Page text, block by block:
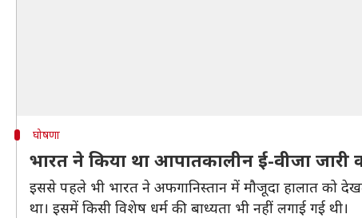
घोषणा
भारत ने किया था आपातकालीन ई-वीजा जारी
इससे पहले भी भारत ने अफगानिस्तान में मौजूदा हालात को
था। इसमें किसी विशेष धर्म की बाध्यता भी नहीं लगाई गई थी।